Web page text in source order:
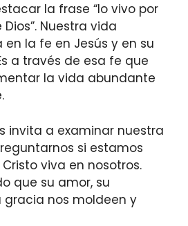
la frase “lo vivo por
Nuestra vida
la fe en Jesús y en su
a través de esa fe que
la vida abundante
invita a examinar nuestra
si estamos
viva en nosotros.
que su amor, su
gracia nos moldeen y